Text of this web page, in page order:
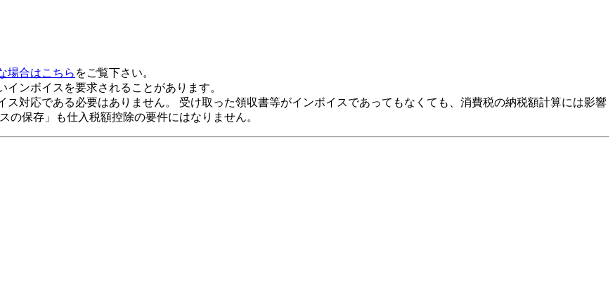
場合はこちら をご覧下さい。
インボイスを要求されることがあります。
ス対応である必要はありません。 受け取った領収書等がインボイスであってもなくても、消費税の納税額計算には影響
保存」も仕入税額控除の要件にはなりません。